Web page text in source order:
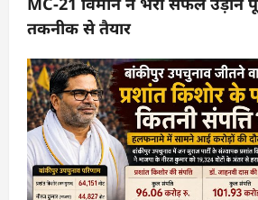
तकनीक से तैयार